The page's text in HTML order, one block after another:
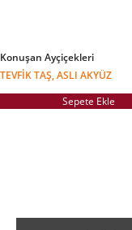
Konuşan Ayçiçekleri
TEVFIK TAŞ, ASLI AKYÜZ
Sepete Ekle